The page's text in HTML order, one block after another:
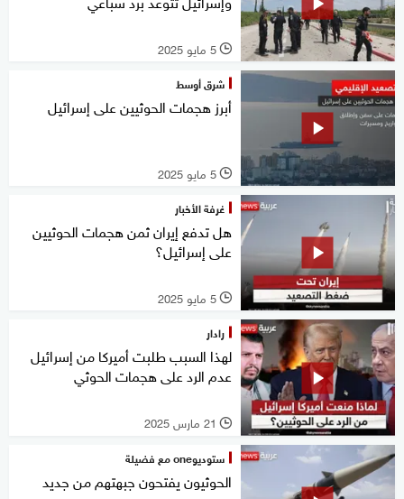
l 5 مايو 2025
شرق أوسط
أبرز هجمات الحوثيين على إسرائيل
l 5 مايو 2025
غرفة الأخبار
هل تدفع إيران ثمن هجمات الحوثيين
على إسرائيل؟
l 5 مايو 2025
رادار
لهذا السبب طلبت أميركا من إسرائيل
عدم الرد على هجمات الحوثي
l 21 مارس 2025
ستوديوone مع فضيلة
الحوثيون يفتحون جبهتهم من جديد